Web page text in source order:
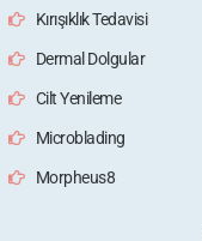
Kırışıklık Tedavisi
Dermal Dolgular
Cilt Yenileme
Microblading
Morpheus8